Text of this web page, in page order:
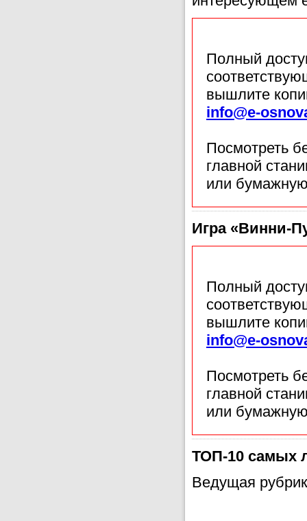
Полный
вышлите
info@e-
Посмотреть
главной
или
Игра «Винни-
Полный
вышлите
info@e-
Посмотреть
главной
или
ТОП-10 самых
Ведущая